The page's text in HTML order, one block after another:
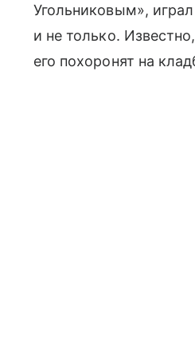
Угольниковым»,
и не только.
его похоронят на